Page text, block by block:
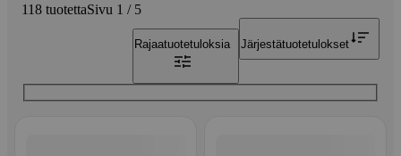
118 tuotettaSivu 1 / 5
Rajaatuotetuloksia Järjestätuotetulokset